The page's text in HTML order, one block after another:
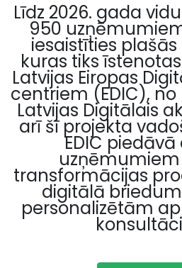
Līdz 2026. gada
950
iesaistīties
kuras tiks
Latvijas Eiropas
centriem (EDIC),
Latvijas Digitālais
arī šī projekta
EDIC
transformācijas
digitālā
personalizētām